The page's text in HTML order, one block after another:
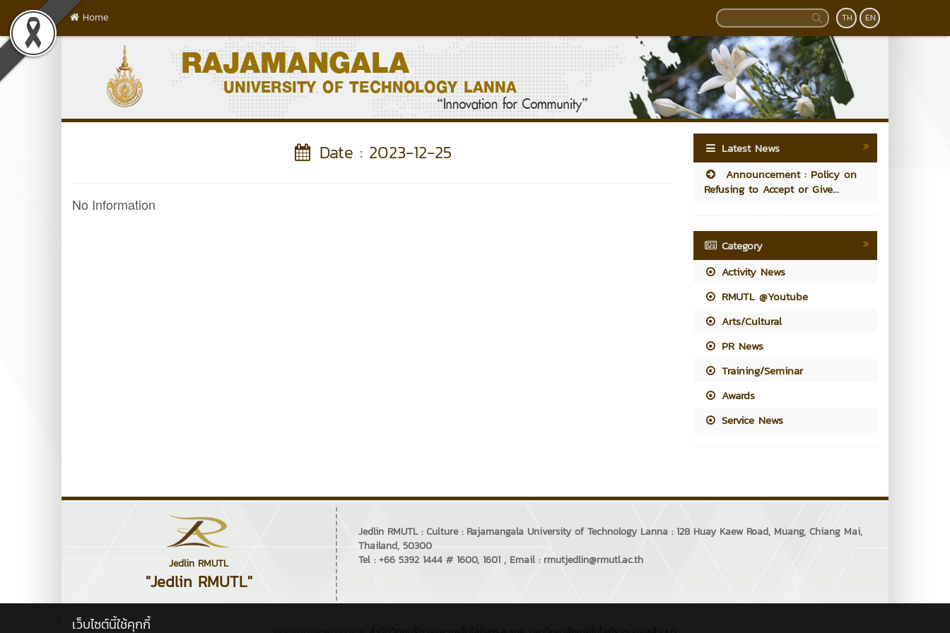
Home TH EN
Date : 2023-12-25
No Information
Latest News
Announcement : Policy on
Refusing to Accept or Give...
Category
Activity News
RMUTL @Youtube
Arts/Cultural
PR News
Training/Seminar
Awards
Service News
Jedlin RMUTL
"Jedlin RMUTL"
Jedlin RMUTL : Culture : Rajamangala University of Technology Lanna : 128 Huay Kaew Road, Muang, Chiang Mai,
Thailand, 50300
Tel : +66 5392 1444 # 1600, 1601 , Email : rmutjedlin@rmutl.ac.th
เว็บไซต์นี้ใช้คุกกี้